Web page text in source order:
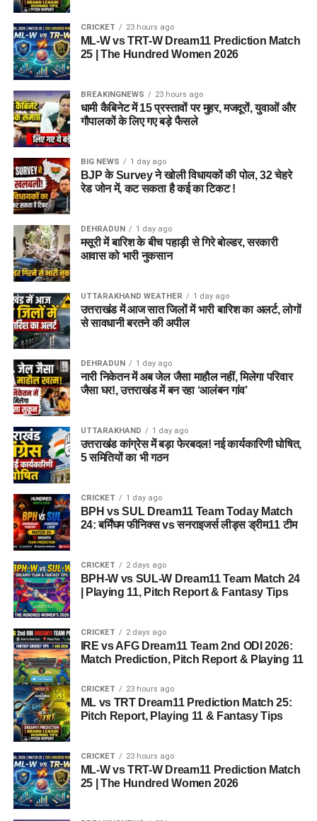
CRICKET 23 hours ago
ML-W vs TRT-W Dream11 Prediction Match
25 | The Hundred Women 2026
BREAKINGNEWS 23 hours ago
धामी कैबिनेट में 15 प्रस्तावों पर मुहर, मजदूरों, युवाओं और
गौपालकों के लिए गए बड़े फैसले
BIG NEWS 1 day ago
BJP के Survey ने खोली विधायकों की पोल, 32 चेहरे
रेड जोन में, कट सकता है कई का टिकट !
DEHRADUN 1 day ago
मसूरी में बारिश के बीच पहाड़ी से गिरे बोल्डर, सरकारी
आवास को भारी नुकसान
UTTARAKHAND WEATHER 1 day ago
उत्तराखंड में आज सात जिलों में भारी बारिश का अलर्ट, लोगों
से सावधानी बरतने की अपील
DEHRADUN 1 day ago
नारी निकेतन में अब जेल जैसा माहौल नहीं, मिलेगा परिवार
जैसा घर!, उत्तराखंड में बन रहा ‘आलंबन गांव’
UTTARAKHAND 1 day ago
उत्तराखंड कांग्रेस में बड़ा फेरबदल! नई कार्यकारिणी घोषित,
5 समितियों का भी गठन
CRICKET 1 day ago
BPH vs SUL Dream11 Team Today Match
24: बर्मिंघम फीनिक्स vs सनराइजर्स लीड्स ड्रीम11 टीम
CRICKET 2 days ago
BPH-W vs SUL-W Dream11 Team Match 24
| Playing 11, Pitch Report & Fantasy Tips
CRICKET 2 days ago
IRE vs AFG Dream11 Team 2nd ODI 2026:
Match Prediction, Pitch Report & Playing 11
CRICKET 23 hours ago
ML vs TRT Dream11 Prediction Match 25:
Pitch Report, Playing 11 & Fantasy Tips
CRICKET 23 hours ago
ML-W vs TRT-W Dream11 Prediction Match
25 | The Hundred Women 2026